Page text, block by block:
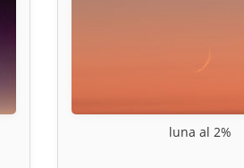
luna al 2%